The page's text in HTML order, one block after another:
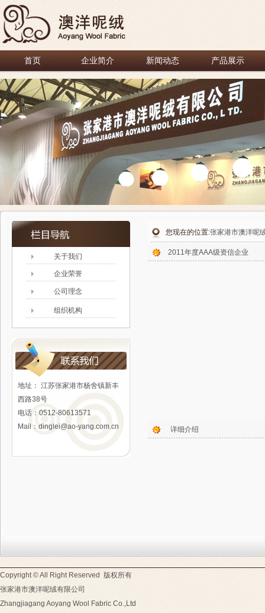
首页 企业简介 新闻动态 产品展示
关于我们
企业荣誉
公司理念
组织机构
地址： 江苏张家港市杨舍镇新丰
西路38号
电话：0512-80613571
Mail： dinglei@ao-yang.com.cn
您现在的位置:张家港市澳洋呢
2011年度AAA级资信企业
详细介绍
Copyright © All Right Reserved 版权所有
张家港市澳洋呢绒有限公司
Zhangjiagang Aoyang Wool Fabric Co.,Ltd